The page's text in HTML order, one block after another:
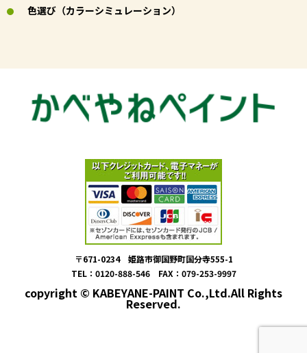
色選び（カラーシミュレーション）
〒671-0234 姫路市御国野町国分寺555-1
TEL：0120-888-546 FAX：079-253-9997
copyright © KABEYANE-PAINT Co.,Ltd.All Rights
Reserved.